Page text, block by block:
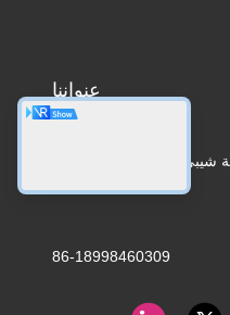
عنواننا
منطقة بانيو، قوانغتشو
86-18998460309